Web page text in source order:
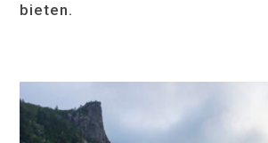
bieten.